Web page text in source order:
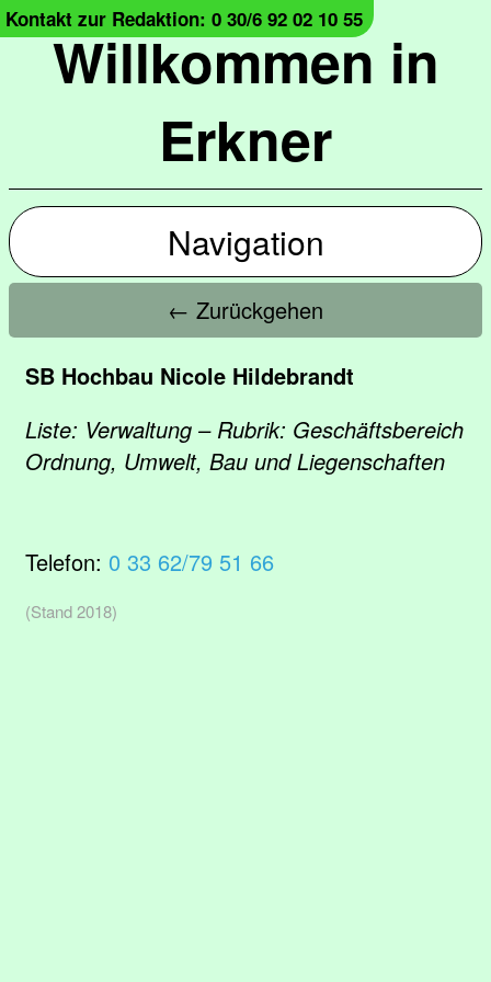
Willkommen in
Erkner
Kontakt zur Redaktion: 0 30/6 92 02 10 55
Navigation
← Zurückgehen
SB Hochbau Nicole Hildebrandt
Liste: Verwaltung – Rubrik: Geschäftsbereich
Ordnung, Umwelt, Bau und Liegenschaften
Telefon: 0 33 62/79 51 66
(Stand 2018)